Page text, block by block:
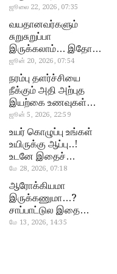
வேண்டிய எளிய 5
டெஸ்ட்!
ஜூலை 22, 2026, 07:35
வயதானவர்களும்
சுறுசுறுப்பா
இருக்கலாம்… இதோ
சூப்பர் உணவுகள்!
ஜூன் 20, 2026, 07:54
நரம்பு தளர்ச்சியை
நீக்கும் அதி அற்புத
இயற்கை உணவுகள்…
தவற விட்டுறாதீங்க!
ஜூன் 5, 2026, 22:59
உயர் கொழுப்பு உங்கள்
உயிருக்கு ஆப்பு..!
உடனே இதைச்
செய்யுங்க!
மே 28, 2026, 07:18
ஆரோக்கியமா
இருக்கணுமா…?
சாப்பாட்டுல இதை
எல்லாம்
மே 13, 2026, 14:35